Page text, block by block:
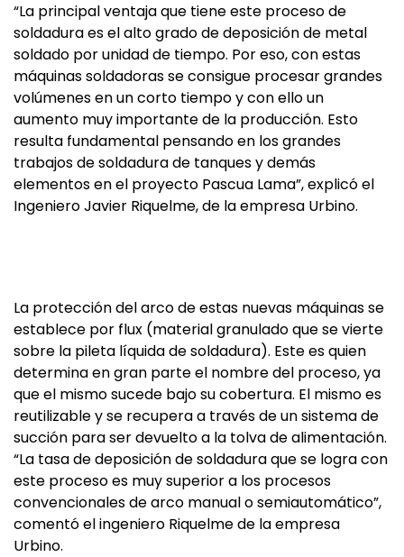
“La principal ventaja que tiene este proceso de
soldadura es el alto grado de deposición de metal
soldado por unidad de tiempo. Por eso, con estas
máquinas soldadoras se consigue procesar grandes
volúmenes en un corto tiempo y con ello un
aumento muy importante de la producción. Esto
resulta fundamental pensando en los grandes
trabajos de soldadura de tanques y demás
elementos en el proyecto Pascua Lama”, explicó el
Ingeniero Javier Riquelme, de la empresa Urbino.
La protección del arco de estas nuevas máquinas se
establece por flux (material granulado que se vierte
sobre la pileta líquida de soldadura). Este es quien
determina en gran parte el nombre del proceso, ya
que el mismo sucede bajo su cobertura. El mismo es
reutilizable y se recupera a través de un sistema de
succión para ser devuelto a la tolva de alimentación.
“La tasa de deposición de soldadura que se logra con
este proceso es muy superior a los procesos
convencionales de arco manual o semiautomático”,
comentó el ingeniero Riquelme de la empresa
Urbino.